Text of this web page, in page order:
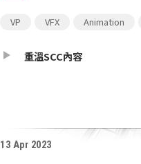
VP VFX Animation
重溫SCC內容
13 Apr 2023